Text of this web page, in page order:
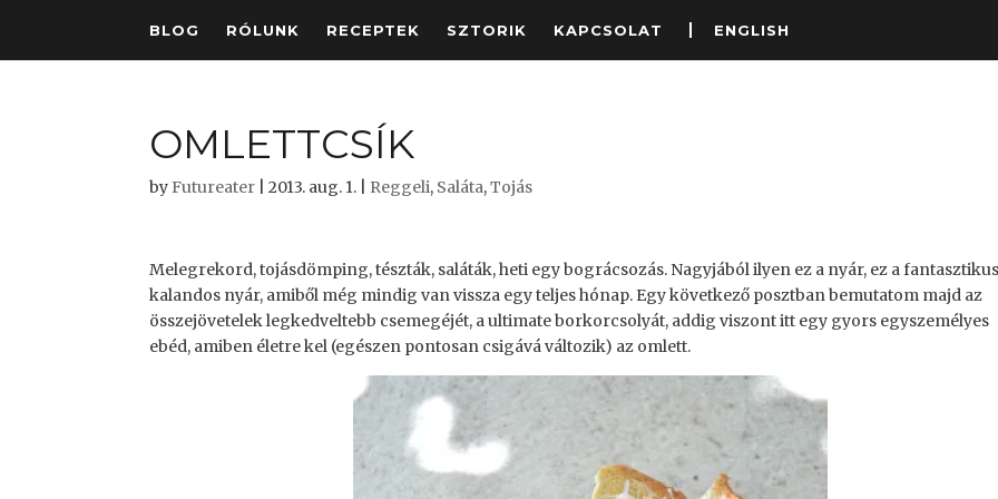
BLOG RÓLUNK RECEPTEK SZTORIK KAPCSOLAT ENGLISH
OMLETTCSÍK
by Futureater |2013. aug. 1. Reggeli, Saláta,Tojás
Melegrekord, tojásdömping, tészták, saláták, heti egy bográcsozás. Nagyjából ilyen ez a nyár, ez a
kalandos nyár, amiből még mindig van vissza egy teljes hónap. Egy következő posztban bemutatom majd az
összejövetelek legkedveltebb csemegéjét, a ultimate borkorcsolyát, addig viszont itt egy gyors egyszemélyes
ebéd, amiben életre kel (egészen pontosan csigává változik) az omlett.